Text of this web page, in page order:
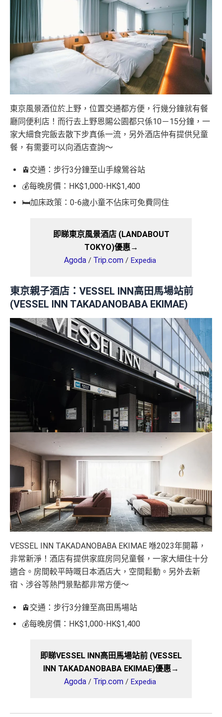
東京風景酒位於上野，位置交通都方便，行幾分鐘就有餐
廳同便利店！而行去上野恩賜公園都只係10－15分鐘，一
家大細食完飯去散下步真係一流，另外酒店仲有提供兒童
餐，有需要可以向酒店查詢～
🚊交通：步行3分鐘至山手線鶯谷站
💰每晚房價：HK$1,000-HK$1,400
🛏️加床政策：0-6歲小童不佔床可免費同住
即睇東京風景酒店 (LANDABOUT
TOKYO)優惠→
Agoda / Trip.com / Expedia
東京親子酒店：VESSEL INN高田馬場站前
(VESSEL INN TAKADANOBABA EKIMAE)
VESSEL INN TAKADANOBABA EKIMAE 喺2023年開幕，
非常新淨！酒店有提供家庭房同兒童餐，一家大細住十分
適合。房間較平時嘅日本酒店大，空間鬆動。另外去新
宿、涉谷等熱門景點都非常方便～
🚊交通：步行3分鐘至高田馬場站
💰每晚房價：HK$1,000-HK$1,400
即睇VESSEL INN高田馬場站前 (VESSEL
INN TAKADANOBABA EKIMAE)優惠→
Agoda / Trip.com / Expedia